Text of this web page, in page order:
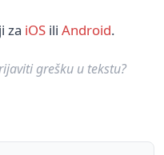
za iOS ili Android.
grešku u tekstu?